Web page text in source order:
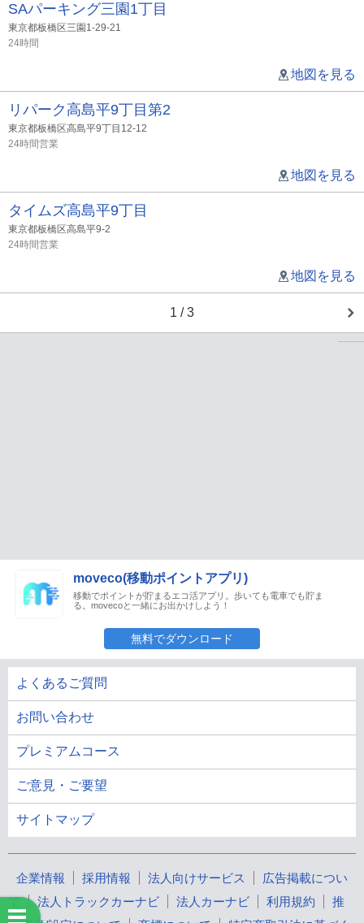
SAパーキング三園1丁目
東京都板橋区三園1-29-21
24時間
地図を見る
リパーク高島平9丁目第2
東京都板橋区高島平9丁目12-12
24時間営業
地図を見る
タイムズ高島平9丁目
東京都板橋区高島平9-2
24時間営業
地図を見る
1 / 3
moveco(移動ポイントアプリ)
移動でポイントが貯まるエコ活アプリ。歩いても電車でも貯ま
る。movecoと一緒にお出かけしよう！
無料でダウンロード
よくあるご質問
お問い合わせ
プレミアムコース
ご意見・ご要望
サイトマップ
企業情報 採用情報 法人向けサービス
広告掲載につい
て
法人トラックカーナビ 法人カーナビ 利用規約
推